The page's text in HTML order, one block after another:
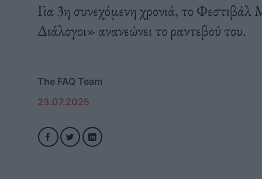
Για 3η συνεχόμενη χρονιά, το
Διάλογοι» ανανεώνει το ραντεβού του.
The FAQ Team
23.07.2025